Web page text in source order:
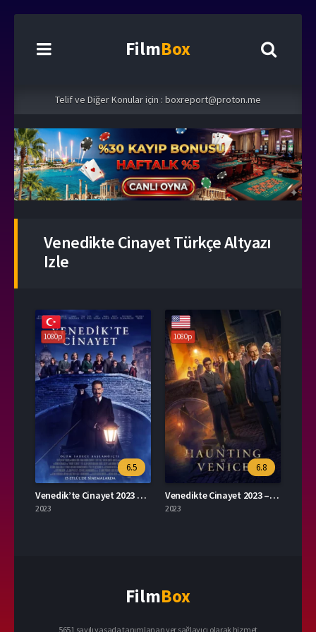
FilmBox
Telif ve Diğer Konular için : boxreport@proton.me
Venedikte Cinayet Türkçe Altyazı
Izle
1080p
6.5
Venedik’te Cinayet 2023 – A Haunting in Venice 1080p Turkce Dublaj izle
2023
1080p
6.8
Venedikte Cinayet 2023 – A HAUNTING IN VENICE 1080p Turkce Altyazi izle
2023
FilmBox
5651 sayılı yasada tanımlanan yer sağlayıcı olarak hizmet